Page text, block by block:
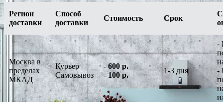
Регион
доставки
Способ
доставки
Стоимость Срок
Москва в
пределах
МКАД
Курьер
Самовывоз
-600 р.
-100 р.
1-3 дня
-
-